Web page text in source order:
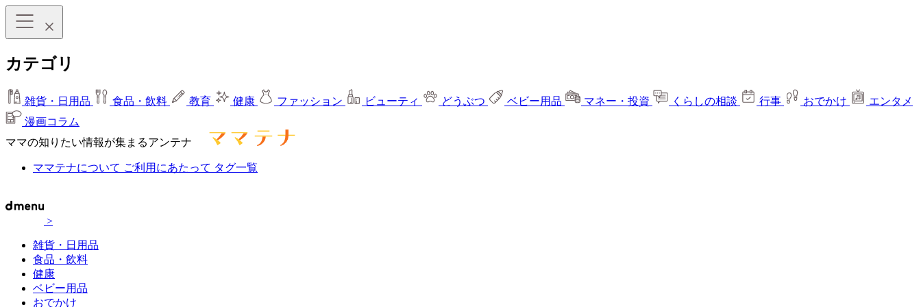
カテゴリ
雑貨・日用品 食品・飲料 教育 健康 ファッション ビューティ どうぶつ ベビー用品 マネー・投資 くらしの相談 行事 おでかけ
エンタメ
漫画コラム
ママの知りたい情報が集まるアンテナ
ママテナについて ご利用にあたって タグ一覧
>
雑貨・日用品
食品・飲料
健康
ベビー用品
おでかけ